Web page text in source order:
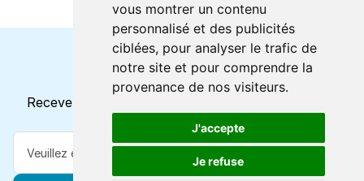
vous montrer un contenu
personnalisé et des publicités
ciblées, pour analyser le trafic de
notre site et pour comprendre la
provenance de nos visiteurs.
J'accepte
Je refuse
Horaires et offres actuels
Recevez toutes les mises à jour dans votre e-mail